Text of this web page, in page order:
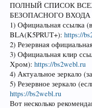
ПОЛНЫЙ СПИСОК
БЕЗОПАСНОГО ВХОДА
1) Официальная ссылка
BLA(K5PRUT+): https://
2) Резервная
3) Официальная клир
Хром): https://bs2webl.ru
4) Актуальное зеркало
5) Резервное зеркало
https://bs2webl.ru
Вот несколько